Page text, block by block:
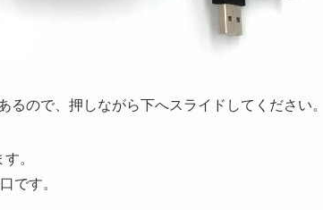
るので、押しながら下へスライドしてください。
。
です。